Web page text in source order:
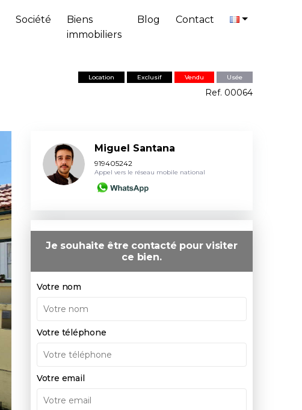
Société
Biens
immobiliers
Blog Contact
Location Exclusif Vendu Usée
Ref. 00064
Miguel Santana
919405242
Appel vers le réseau mobile national
Je souhaite être contacté pour visiter
ce bien.
Votre nom
Votre téléphone
Votre email